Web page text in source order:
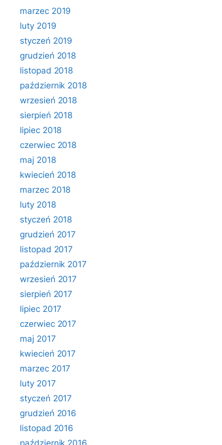
marzec 2019
luty 2019
styczeń 2019
grudzień 2018
listopad 2018
październik 2018
wrzesień 2018
sierpień 2018
lipiec 2018
czerwiec 2018
maj 2018
kwiecień 2018
marzec 2018
luty 2018
styczeń 2018
grudzień 2017
listopad 2017
październik 2017
wrzesień 2017
sierpień 2017
lipiec 2017
czerwiec 2017
maj 2017
kwiecień 2017
marzec 2017
luty 2017
styczeń 2017
grudzień 2016
listopad 2016
październik 2016